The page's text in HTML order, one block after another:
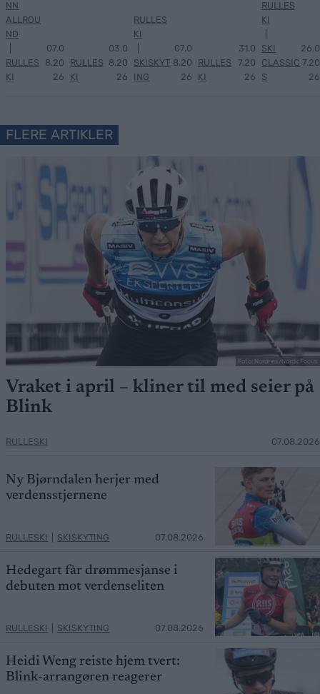
NN
ALLROU
ND
RULLES
KI
07.0
8.20
26
RULLES
KI
03.0
8.20
26
RULLES
KI
SKISKYT
ING
07.0
8.20
26
RULLES
KI
31.0
7.20
26
RULLES
KI
SKI
CLASSIC
S
26.0
7.20
26
FLERE ARTIKLER
Foto: Nordnes/NordicFocus
Vraket i april – kliner til med seier på
Blink
RULLESKI 07.08.2026
Ny Bjørndalen herjer med
verdensstjernene
RULLESKI SKISKYTING 07.08.2026
Hedegart får drømmesjanse i
debuten mot verdenseliten
RULLESKI SKISKYTING 07.08.2026
Heidi Weng reiste hjem tvert:
Blink-arrangøren reagerer